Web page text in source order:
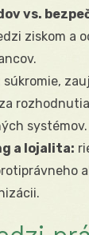
vs.
ziskom a
súkromie,
rozhodnutia
systémov.
a lojalita: